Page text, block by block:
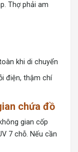
Thợ phải am
khi di chuyển
điện, thậm chí
chứa đồ
gian cốp
7 chỗ. Nếu cần